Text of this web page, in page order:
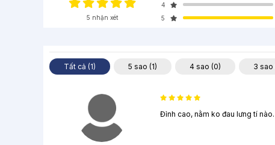
5 nhận xét
4
5
Tất cả (1) 5 sao (1) 4 sao (0) 3 sao
Đỉnh cao, nằm ko đau lưng tí nào.